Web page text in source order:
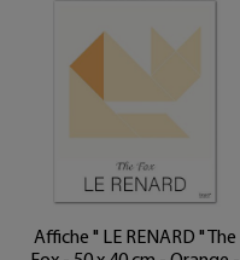
Affiche " LE RENARD " The